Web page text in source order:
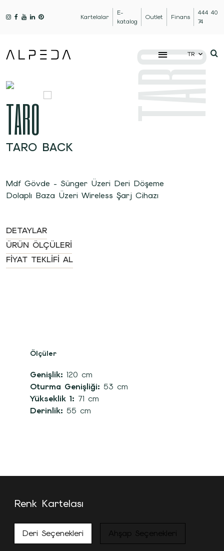
Kartelalar
E-
katalog
Outlet Finans
444 40
74
TR
TARO
TARO
TARO BACK
Mdf Gövde - Sünger Üzeri Deri Döşeme
Dolaplı Baza Üzeri Wireless Şarj Cihazı
DETAYLAR
ÜRÜN ÖLÇÜLERI
FIYAT TEKLIFI AL
Ölçüler
Genişlik: 120 cm
Oturma Genişliği: 53 cm
Yükseklik 1: 71 cm
Derinlik: 55 cm
Renk Kartelası
Deri Seçenekleri Ahşap Seçenekleri